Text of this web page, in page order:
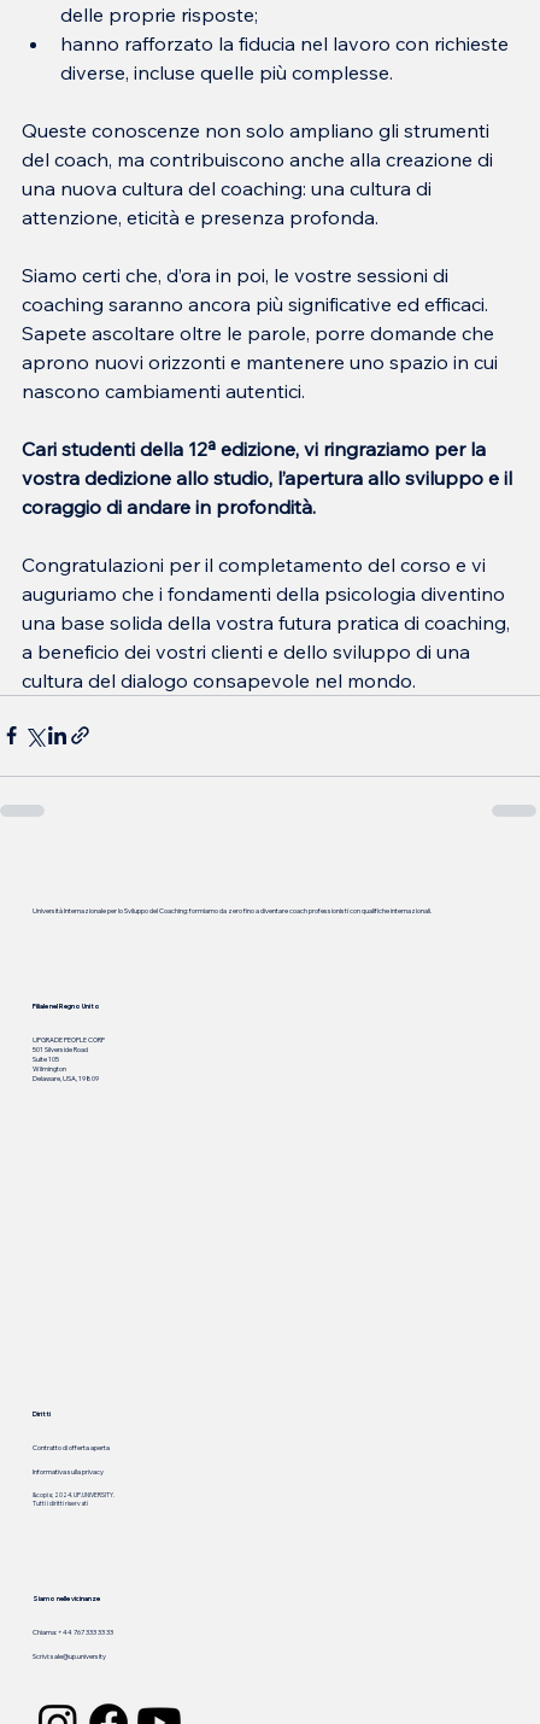
delle proprie risposte;
hanno rafforzato la fiducia nel lavoro con richieste
diverse, incluse quelle più complesse.
Queste conoscenze non solo ampliano gli strumenti
del coach, ma contribuiscono anche alla creazione di
una nuova cultura del coaching: una cultura di
attenzione, eticità e presenza profonda.
Siamo certi che, d’ora in poi, le vostre sessioni di
coaching saranno ancora più significative ed efficaci.
Sapete ascoltare oltre le parole, porre domande che
aprono nuovi orizzonti e mantenere uno spazio in cui
nascono cambiamenti autentici.
Cari studenti della 12ª edizione, vi ringraziamo per la
vostra dedizione allo studio, l’apertura allo sviluppo e il
coraggio di andare in profondità.
Congratulazioni per il completamento del corso e vi
auguriamo che i fondamenti della psicologia diventino
una base solida della vostra futura pratica di coaching,
a beneficio dei vostri clienti e dello sviluppo di una
cultura del dialogo consapevole nel mondo.
Università Internazionale per lo Sviluppo del Coaching: formiamo da zero fino a diventare coach professionisti con qualifiche internazionali.
Filiale nel Regno Unito
UPGRADE PEOPLE CORP
501 Silverside Road
Suite 105
Wilmington
Delaware, USA, 19809
Diritti
Contratto di offerta aperta
Informativa sulla privacy
&copia; 2024. UP.UNIVERSITY.
Tutti i diritti riservati
Siamo nelle vicinanze
Scrivi:sale@up.university
Chiama: +44 767 333 33 33